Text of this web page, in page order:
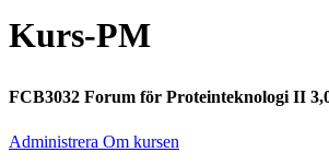
Kurs-PM
FCB3032 Forum för Proteinteknologi II
Administrera Om kursen